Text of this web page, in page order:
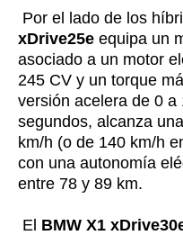
Por el lado de los
xDrive25e equipa un
asociado a un motor
245 CV y un torque
versión acelera de 0 a
segundos, alcanza
km/h (o de 140 km/h
con una autonomía
entre 78 y 89 km.
El BMW X1